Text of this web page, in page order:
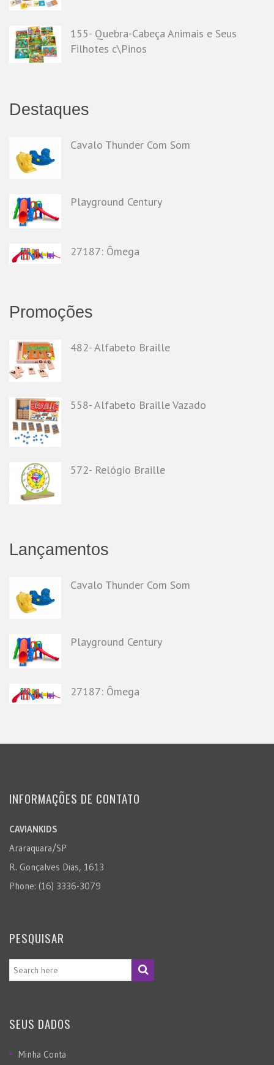
155- Quebra-Cabeça Animais e Seus
Filhotes c\Pinos
Destaques
Cavalo Thunder Com Som
Playground Century
27187: Ômega
Promoções
482- Alfabeto Braille
558- Alfabeto Braille Vazado
572- Relógio Braille
Lançamentos
Cavalo Thunder Com Som
Playground Century
27187: Ômega
INFORMAÇÕES DE CONTATO
CAVIANKIDS
Araraquara/SP
R. Gonçalves Dias, 1613
Phone: (16) 3336-3079
PESQUISAR
SEUS DADOS
Minha Conta